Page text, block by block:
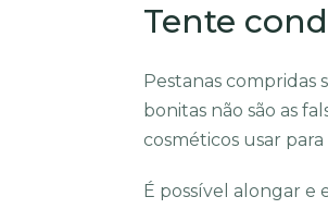
Tente
Pestanas compridas
bonitas não são as
cosméticos usar
É possível alongar e